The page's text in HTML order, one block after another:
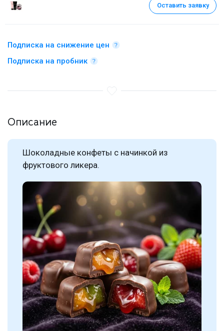
Оставить заявку
Подписка на снижение цен
Подписка на пробник
Описание
Шоколадные конфеты с начинкой из
фруктового ликера.